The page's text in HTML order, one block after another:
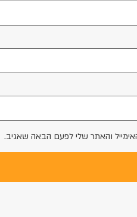
והאתר שלי לפעם הבאה שאגיב.